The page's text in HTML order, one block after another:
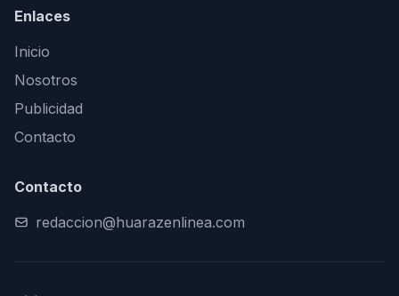
Enlaces
Inicio
Nosotros
Publicidad
Contacto
Contacto
redaccion@huarazenlinea.com